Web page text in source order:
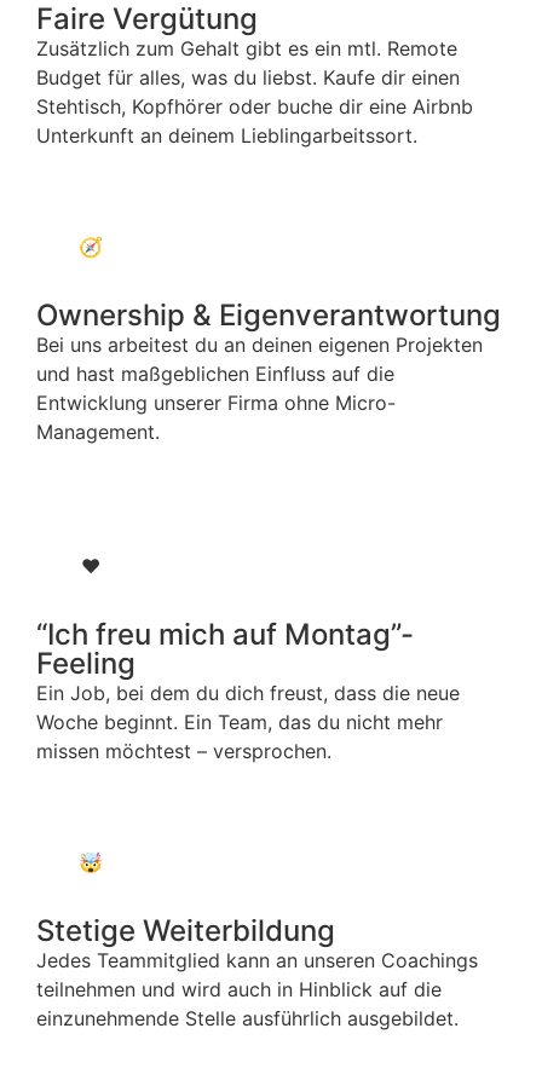
Faire Vergütung
Zusätzlich zum Gehalt gibt es ein mtl. Remote
Budget für alles, was du liebst. Kaufe dir einen
Stehtisch, Kopfhörer oder buche dir eine Airbnb
Unterkunft an deinem Lieblingarbeitssort.
🧭
Ownership & Eigenverantwortung
Bei uns arbeitest du an deinen eigenen Projekten
und hast maßgeblichen Einfluss auf die
Entwicklung unserer Firma ohne Micro-
Management.
❤️
“Ich freu mich auf Montag”-
Feeling
Ein Job, bei dem du dich freust, dass die neue
Woche beginnt. Ein Team, das du nicht mehr
missen möchtest – versprochen.
🤯
Stetige Weiterbildung
Jedes Teammitglied kann an unseren Coachings
teilnehmen und wird auch in Hinblick auf die
einzunehmende Stelle ausführlich ausgebildet.